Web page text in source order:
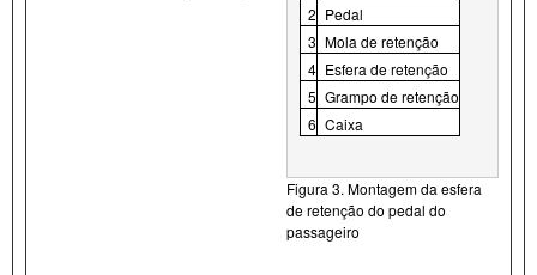
2 Pedal
3 Mola de retenção
4 Esfera de retenção
5 Grampo de retenção
6 Caixa
Figura 3. Montagem da esfera
de retenção do pedal do
passageiro